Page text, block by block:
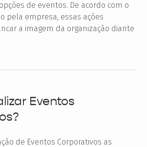
de eventos. De acordo com o
pela empresa, essas ações
a imagem da organização diante
Eventos
de Eventos Corporativos as